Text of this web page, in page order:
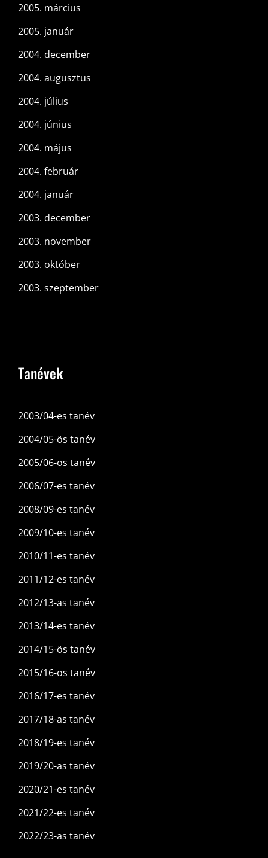
2005. március
2005. január
2004. december
2004. augusztus
2004. július
2004. június
2004. május
2004. február
2004. január
2003. december
2003. november
2003. október
2003. szeptember
Tanévek
2003/04-es tanév
2004/05-ös tanév
2005/06-os tanév
2006/07-es tanév
2008/09-es tanév
2009/10-es tanév
2010/11-es tanév
2011/12-es tanév
2012/13-as tanév
2013/14-es tanév
2014/15-ös tanév
2015/16-os tanév
2016/17-es tanév
2017/18-as tanév
2018/19-es tanév
2019/20-as tanév
2020/21-es tanév
2021/22-es tanév
2022/23-as tanév